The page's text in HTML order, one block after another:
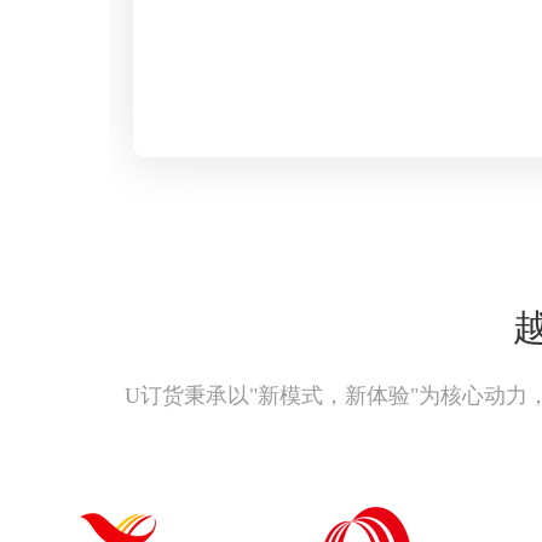
U订货秉承以"新模式，新体验"为核心动力